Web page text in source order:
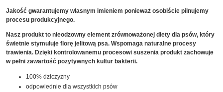
Jakość gwarantujemy własnym imieniem ponieważ osobiście pilnujemy
procesu produkcyjnego.
Nasz produkt to nieodzowny element zrównoważonej diety dla psów, który
świetnie stymuluje florę jelitową psa. Wspomaga naturalne procesy
trawienia. Dzięki kontrolowanemu procesowi suszenia produkt zachowuje
w pełni zawartość pozytywnych kultur bakterii.
100% dziczyzny
odpowiednie dla wszystkich psów